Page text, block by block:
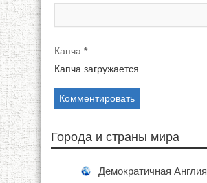
Капча *
Капча загружается...
Города и страны мира
Демократичная Англия